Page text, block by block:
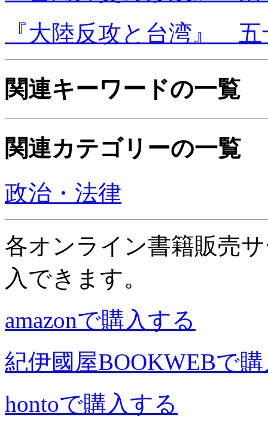
『大陸反攻と台湾』 五
関連キーワードの一覧
関連カテゴリーの一覧
政治・法律
各オンライン書籍販売
入できます。
amazonで購入する
紀伊國屋BOOKWEBで
hontoで購入する